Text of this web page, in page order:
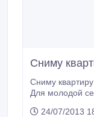
Сниму
Сниму квартиру
Для молодой
24/07/2013